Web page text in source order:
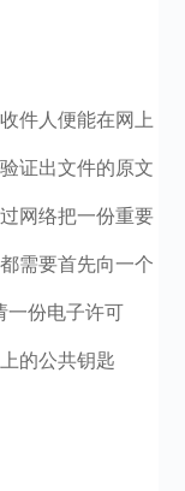
件人便能在网上
证出文件的原文
网络把一份重要
需要首先向一个
一份电子许可
的公共钥匙